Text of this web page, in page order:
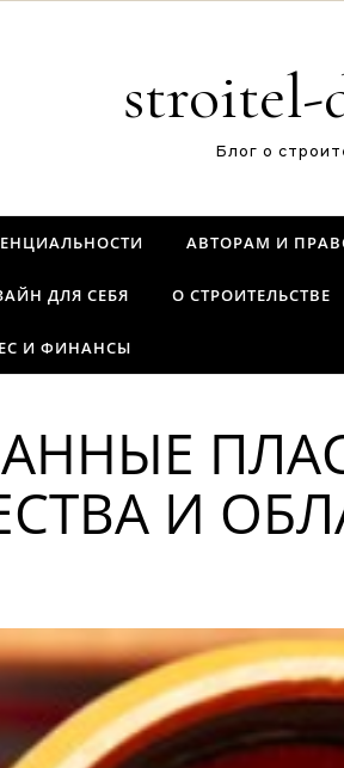
stroitel-
Блог о
АВТОРАМ И
ДЛЯ СЕБЯ О СТРОИТЕЛЬСТВЕ
И ФИНАНСЫ
И